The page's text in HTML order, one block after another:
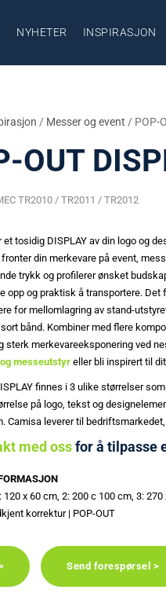
NYHETER INSPIRASJON
/ Messer og event / POP-
OUT
TR2010 / TR2011 / TR2012
et tosidig DISPLAY av din logo og
din merkevare på event,
trykk og profilerer ønsket
opp og praktisk å transportere.
for mellomlagring av stand-
bånd. Kombiner med flere
sterk merkevareeksponering ved
messeutstyreller bli inspirert til
finnes i 3 ulike størrelser
på logo, tekst og
Camisa leverer til
med ossfor å tilpasse
120 x 60 cm, 2: 200 c 100 cm, 3:
korrektur | POP-OUT
Send forespørsel >